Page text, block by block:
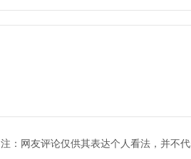
注：网友评论仅供其表达个人看法，并不